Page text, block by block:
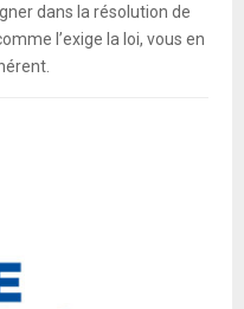
dans la résolution de
l’exige la loi, vous en